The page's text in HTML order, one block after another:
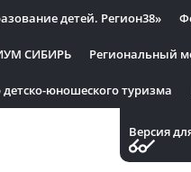
детей. Регион38»
СИБИРЬ Региональный
юношеского туризма
Версия